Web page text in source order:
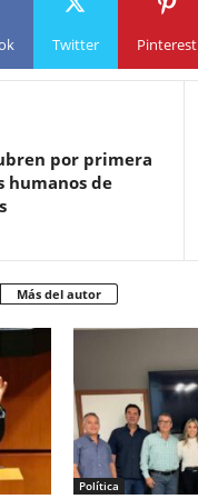
Twitter Pinterest
por primera
humanos de
Más del autor
Política